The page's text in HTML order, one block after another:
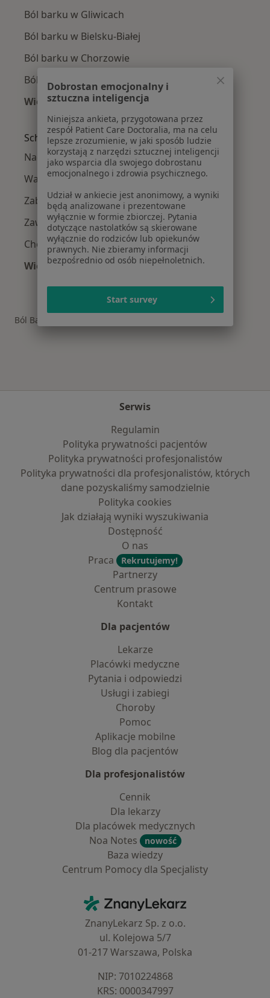
Ból barku w Gliwicach
Ból barku w Bielsku-Białej
Ból barku w Chorzowie
Ból barku w Sosnowcu
Więcej (14)
Więcej w kategorii: W pobliżu Mikołowa
Schorzenia w Mikołowie
Nadciśnienie tętnicze w Mikołowie
Wady serca w Mikołowie
Zaburzenia rytmu serca w Mikołowie
Zawał serca w Mikołowie
Choroba niedokrwienna serca w Mikołowie
Więcej (15)
Ból Barku Specjaliści W Mikołowie
Serwis
Regulamin
Polityka prywatności pacjentów
Polityka prywatności profesjonalistów
Polityka prywatności dla profesjonalistów, których
dane pozyskaliśmy samodzielnie
Polityka cookies
Jak działają wyniki wyszukiwania
Dostępność
O nas
Praca
Rekrutujemy!
Partnerzy
Centrum prasowe
Kontakt
Dla pacjentów
Lekarze
Placówki medyczne
Pytania i odpowiedzi
Usługi i zabiegi
Choroby
Pomoc
Aplikacje mobilne
Blog dla pacjentów
Dla profesjonalistów
Cennik
Dla lekarzy
Dla placówek medycznych
Noa Notes
nowość
Baza wiedzy
Centrum Pomocy dla Specjalisty
ZnanyLekarz - Strona główna
ZnanyLekarz Sp. z o.o.
ul. Kolejowa 5/7
01-217 Warszawa, Polska
NIP: ⁠7010224868
KRS: ⁠0000347997
Dobrostan emocjonalny i
sztuczna inteligencja
Niniejsza ankieta, przygotowana przez
zespół Patient Care Doctoralia, ma na celu
lepsze zrozumienie, w jaki sposób ludzie
korzystają z narzędzi sztucznej inteligencji
jako wsparcia dla swojego dobrostanu
emocjonalnego i zdrowia psychicznego.
Udział w ankiecie jest anonimowy, a wyniki
będą analizowane i prezentowane
wyłącznie w formie zbiorczej. Pytania
dotyczące nastolatków są skierowane
wyłącznie do rodziców lub opiekunów
prawnych. Nie zbieramy informacji
bezpośrednio od osób niepełnoletnich.
Start survey